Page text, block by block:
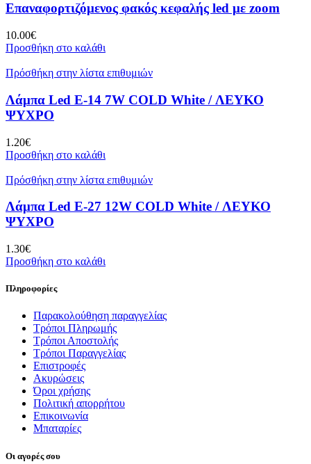
Επαναφορτιζόμενος φακός κεφαλής led με zoom
10.00€
Προσθήκη στο καλάθι
Πρόσθήκη στην λίστα επιθυμιών
Λάμπα Led E-14 7W COLD White / ΛΕΥΚΟ
ΨΥΧΡΟ
1.20€
Προσθήκη στο καλάθι
Πρόσθήκη στην λίστα επιθυμιών
Λάμπα Led E-27 12W COLD White / ΛΕΥΚΟ
ΨΥΧΡΟ
1.30€
Προσθήκη στο καλάθι
Πληροφορίες
Παρακολούθηση παραγγελίας
Τρόποι Πληρωμής
Τρόποι Αποστολής
Τρόποι Παραγγελίας
Επιστροφές
Ακυρώσεις
Όροι χρήσης
Πολιτική απορρήτου
Επικοινωνία
Μπαταρίες
Οι αγορές σου